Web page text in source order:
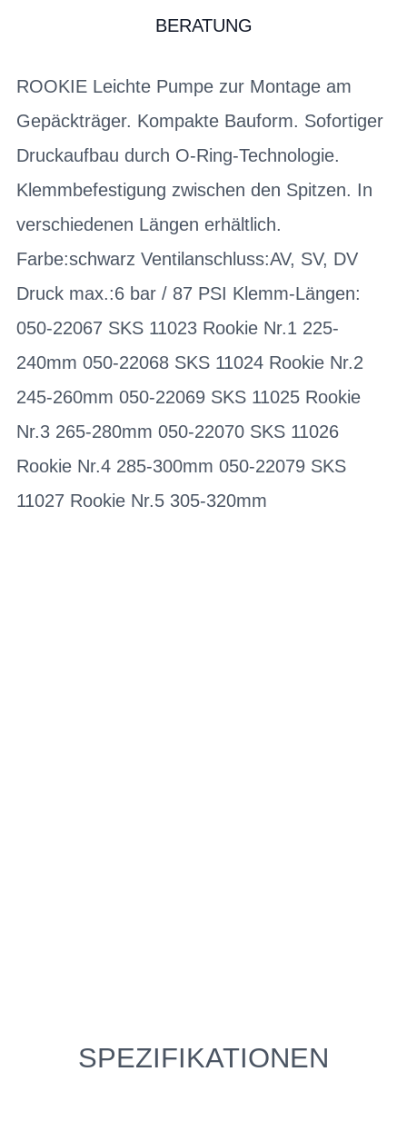
BERATUNG
ROOKIE Leichte Pumpe zur Montage am
Gepäckträger. Kompakte Bauform. Sofortiger
Druckaufbau durch O-Ring-Technologie.
Klemmbefestigung zwischen den Spitzen. In
verschiedenen Längen erhältlich.
Farbe:schwarz Ventilanschluss:AV, SV, DV
Druck max.:6 bar / 87 PSI Klemm-Längen:
050-22067 SKS 11023 Rookie Nr.1 225-
240mm 050-22068 SKS 11024 Rookie Nr.2
245-260mm 050-22069 SKS 11025 Rookie
Nr.3 265-280mm 050-22070 SKS 11026
Rookie Nr.4 285-300mm 050-22079 SKS
11027 Rookie Nr.5 305-320mm
SPEZIFIKATIONEN